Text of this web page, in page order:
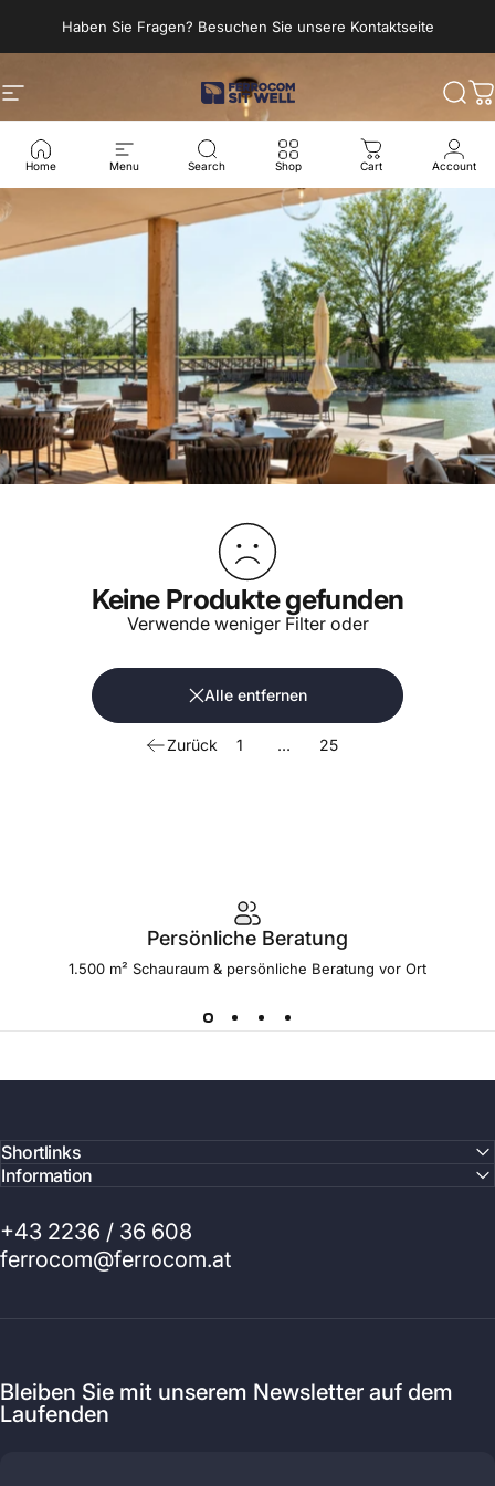
Haben Sie Fragen? Besuchen Sie unsere Kontaktseite
Seitennavigation Ferrocom - SitWell
Home Menu Search Shop Cart Account
komplett
Keine Produkte gefunden
Verwende weniger Filter oder
Alle entfernen
Zurück 1 … 25
Persönliche Beratung
1.500 m² Schauraum & persönliche Beratung vor Ort
Shortlinks
Information
+43 2236 / 36 608
ferrocom@ferrocom.at
Bleiben Sie mit unserem Newsletter auf dem
Laufenden